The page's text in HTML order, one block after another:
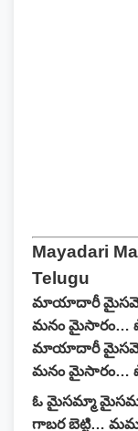
Mayadari
Telugu
మాయాదారీ
మనం
మాయాదారీ
మనం
ఓ మైసమ్మా
గాబర బెట్టి…